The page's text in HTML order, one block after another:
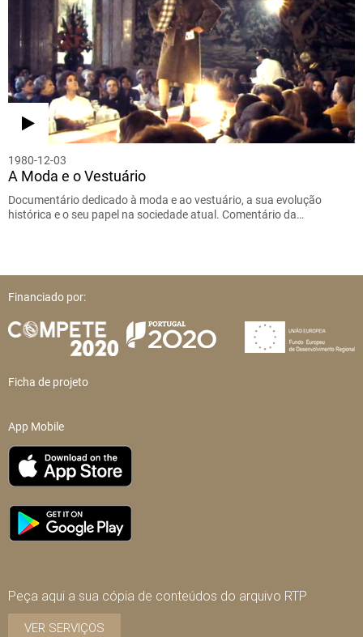
1980-12-03
A Moda e o Vestuário
Documentário dedicado à moda e ao vestuário, a sua evolução
histórica e o seu papel na sociedade atual. Comentário da…
Financiado por:
Ficha de projeto
App Mobile
Peça aqui a sua cópia de conteúdos do arquivo RTP
VER SERVIÇOS